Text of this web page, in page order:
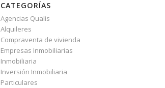
CATEGORÍAS
Agencias Qualis
Alquileres
Compraventa de vivienda
Empresas Inmobiliarias
Inmobiliaria
Inversión Inmobiliaria
Particulares